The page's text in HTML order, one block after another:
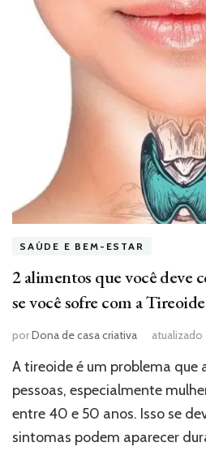
SAÚDE E BEM-ESTAR
2 alimentos que você deve
se você sofre com a
porDona de casa criativa atualizado
A tireoide é um problema que
pessoas, especialmente
entre 40 e 50 anos. Isso se
sintomas podem aparecer